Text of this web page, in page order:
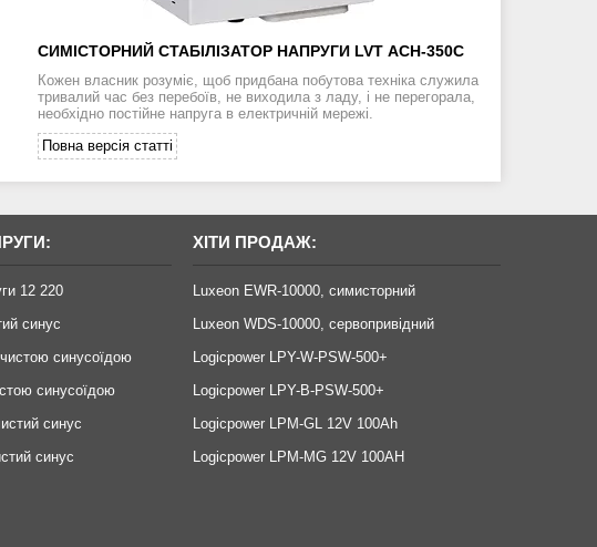
СИМІСТОРНИЙ СТАБІЛІЗАТОР НАПРУГИ LVT АСН-350С
Кожен власник розуміє, щоб придбана побутова техніка служила
тривалий час без перебоїв, не виходила з ладу, і не перегорала,
необхідно постійне напруга в електричній мережі.
Повна версія статті
12 220
синус
чистою синусоїдою
синусоїдою
синус
синус
ХІТИ ПРОДАЖ:
Luxeon EWR-10000, симисторний
Luxeon WDS-10000, сервопривідний
Logicpower LPY-W-PSW-500+
Logicpower LPY-B-PSW-500+
Logicpower LPM-GL 12V 100Ah
Logicpower LPM-MG 12V 100AH